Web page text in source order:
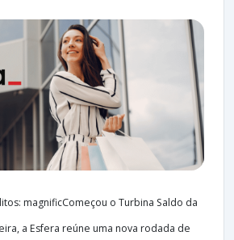
magnificComeçou o Turbina Saldo da
a Esfera reúne uma nova rodada de